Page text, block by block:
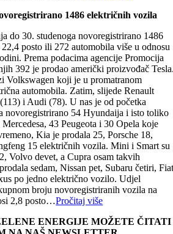
1486 električnih vozila
do 30. studenoga novoregistrirano 1486
posto ili 272 automobila više u odnosu
Prema podacima agencije Promocija
392 je prodao američki proizvođač
Volkswagen koji je u promatranom
automobila. Zatim, slijede Renault
i Audi (78). U nas je od početka
novoregistrirano 54 Hyundaija i isto toliko
43 Peugeota i 30 Opela koje
Kia je prodala 25, Porsche 18,
15 električnih vozila. Mini i Smart su
Volvo devet, a Cupra osam takvih
sedam, Nissan pet, Subaru četiri,
po jedno električno vozilo. Udjel
broju novoregistriranih vozila na
2,8 posto…Pročitaj više
ENERGIJE MOŽETE ČITATI